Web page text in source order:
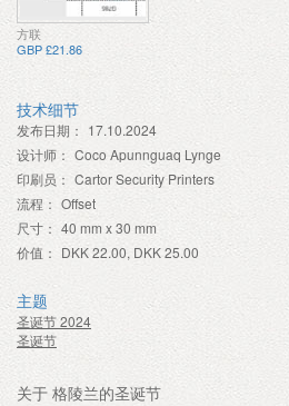
方联
GBP £21.86
技术细节
发布日期： 17.10.2024
设计师： Coco Apunnguaq Lynge
印刷员： Cartor Security Printers
流程： Offset
尺寸： 40 mm x 30 mm
价值： DKK 22.00, DKK 25.00
主题
圣诞节 2024
圣诞节
关于 格陵兰的圣诞节